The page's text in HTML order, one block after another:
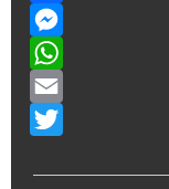
Facebook
Messenger
WhatsApp
Email